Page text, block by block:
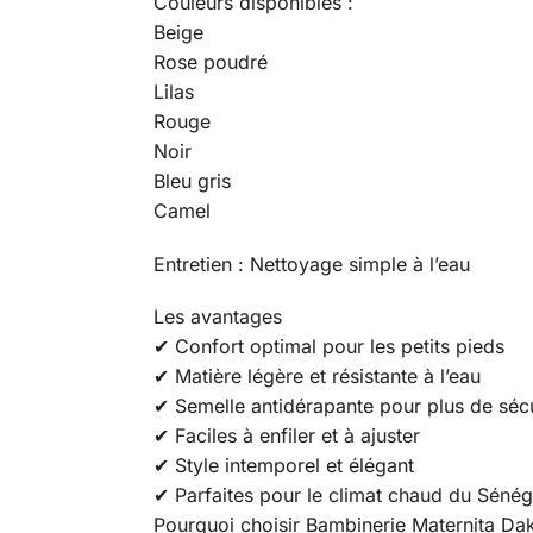
Beige
Rose poudré
Lilas
Rouge
Noir
Bleu gris
Camel
Entretien : Nettoyage simple à l’eau
Les avantages
✔ Confort optimal pour les petits pieds
✔ Matière légère et résistante à l’eau
✔ Semelle antidérapante pour plus de
✔ Faciles à enfiler et à ajuster
✔ Style intemporel et élégant
✔ Parfaites pour le climat chaud du
Pourquoi choisir Bambinerie Maternita